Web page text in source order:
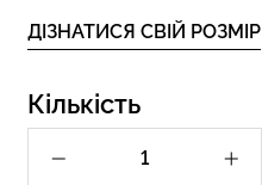
ДІЗНАТИСЯ СВІЙ РОЗМІР
Кількість